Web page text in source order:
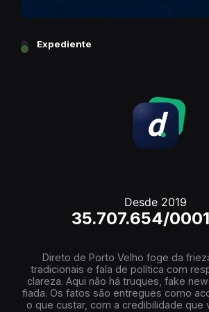
Expediente
Desde 2019
35.707.654/
Direto de Porto Velho foge da
tradicionais e fala de política com
clareza. Aqui não há truques, fake
fiada. Os fatos são entregues como
o que custar, com a credibilidade que